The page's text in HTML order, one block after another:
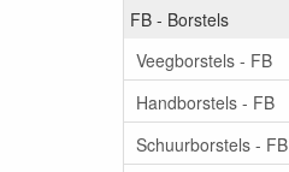
FB - Borstels
Veegborstels - FB
Handborstels - FB
Schuurborstels - FB